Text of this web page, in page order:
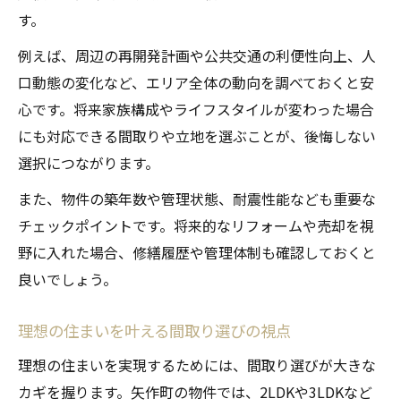
す。
例えば、周辺の再開発計画や公共交通の利便性向上、人
口動態の変化など、エリア全体の動向を調べておくと安
心です。将来家族構成やライフスタイルが変わった場合
にも対応できる間取りや立地を選ぶことが、後悔しない
選択につながります。
また、物件の築年数や管理状態、耐震性能なども重要な
チェックポイントです。将来的なリフォームや売却を視
野に入れた場合、修繕履歴や管理体制も確認しておくと
良いでしょう。
理想の住まいを叶える間取り選びの視点
理想の住まいを実現するためには、間取り選びが大きな
カギを握ります。矢作町の物件では、2LDKや3LDKなど